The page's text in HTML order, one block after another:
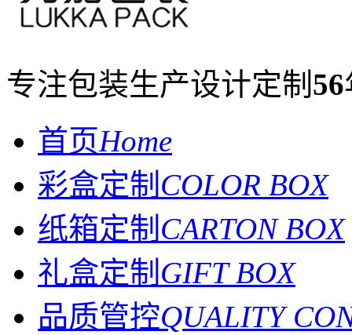
专注包装生产设计定制 56
首页Home
彩盒定制 COLOR BOX
纸箱定制 CARTON BOX
礼盒定制 GIFT BOX
品质管控QUALITY